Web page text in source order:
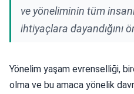
ve yöneliminin tüm
ihtiyaçlara dayandığını
Yönelim yaşam evrenselliği,
olma ve bu amaca yönelik